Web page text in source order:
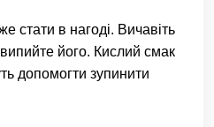
стати в нагоді. Вичавіть
його. Кислий смак
допомогти зупинити